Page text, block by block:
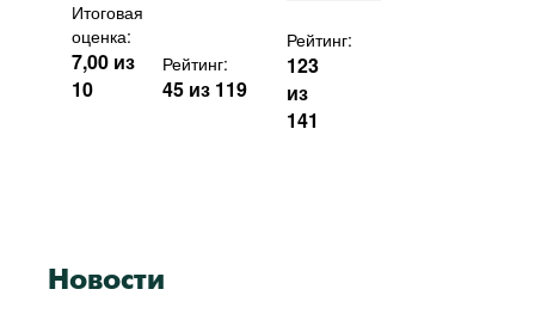
Итоговая
оценка:
7,00 из
10
Рейтинг:
45 из 119
Рейтинг:
123
из
141
Новости